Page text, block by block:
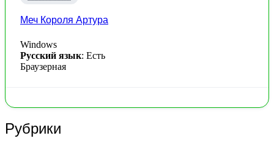
Меч Короля Артура
Windows
Русский язык: Есть
Браузерная
Рубрики